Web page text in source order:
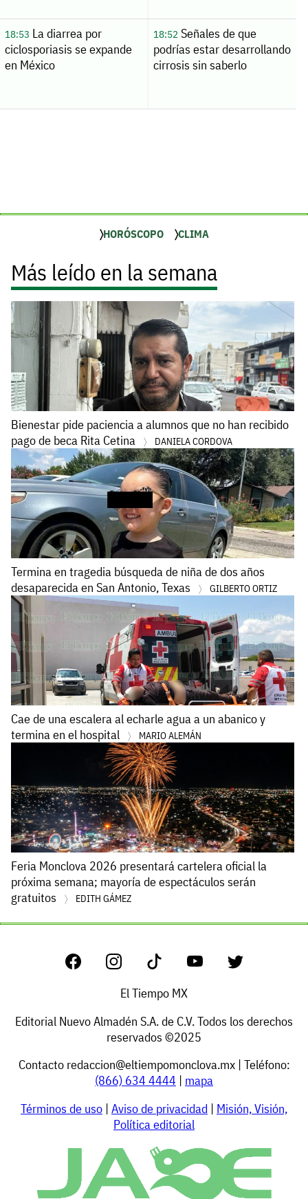
18:53 La diarrea por
ciclosporiasis se expande
en México
18:52Señales de que
podrías estar desarrollando
cirrosis sin saberlo
HORÓSCOPO CLIMA
Más leído en la semana
Bienestar pide paciencia a alumnos que no han recibido
pago de beca Rita Cetina
DANIELA CORDOVA
Termina en tragedia búsqueda de niña de dos años
desaparecida en San Antonio, Texas
GILBERTO ORTIZ
Cae de una escalera al echarle agua a un abanico y
termina en el hospital
MARIO ALEMÁN
Feria Monclova 2026 presentará cartelera oficial la
próxima semana; mayoría de espectáculos serán
gratuitos
EDITH GÁMEZ
El Tiempo MX
Editorial Nuevo Almadén S.A. de C.V. Todos los derechos
reservados ©2025
Contacto redaccion@eltiempomonclova.mx| Teléfono:
(866) 634 4444 | mapa
Términos de uso | Aviso de privacidad | Misión, Visión,
Política editorial